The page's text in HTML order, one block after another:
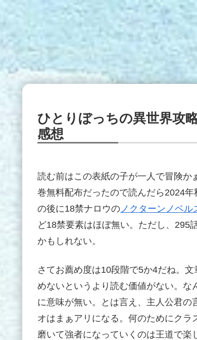
ひとりぼっちの異世界攻
感想
読む前はこの表紙の子が一人で冒険
巻無料配布だったので読んだら2024年
の後に18禁ナロウの ノクターンノベル
ど18禁要素はほぼ無い。ただし、295
かもしれない。
さてお薦め度は10段階で5か4だね。
めないというより読む価値がない。
に意味が無い。とは言え、主人公君の
オはまぁアリになる。何のためにク
磨いて強者になっていくのは王道で楽